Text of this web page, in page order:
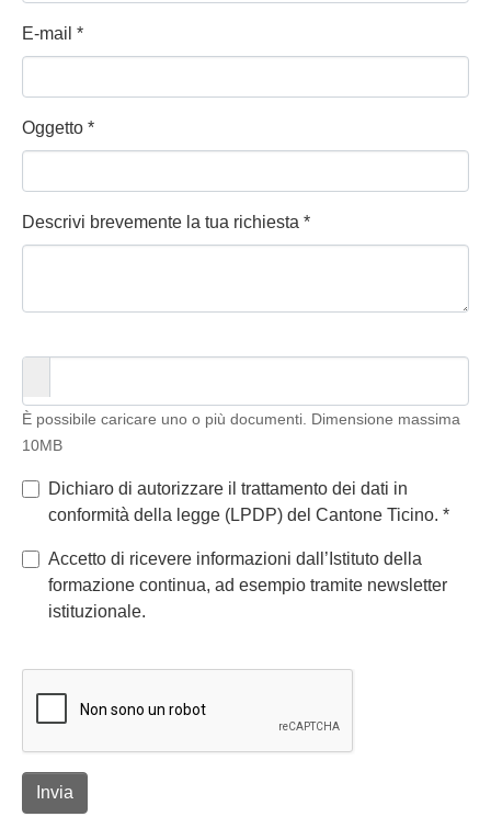
E-mail *
Oggetto *
Descrivi brevemente la tua richiesta *
È possibile caricare uno o più documenti. Dimensione massima
10MB
Dichiaro di autorizzare il trattamento dei dati in
conformità della legge (LPDP) del Cantone Ticino. *
Accetto di ricevere informazioni dall’Istituto della
formazione continua, ad esempio tramite newsletter
istituzionale.
Invia